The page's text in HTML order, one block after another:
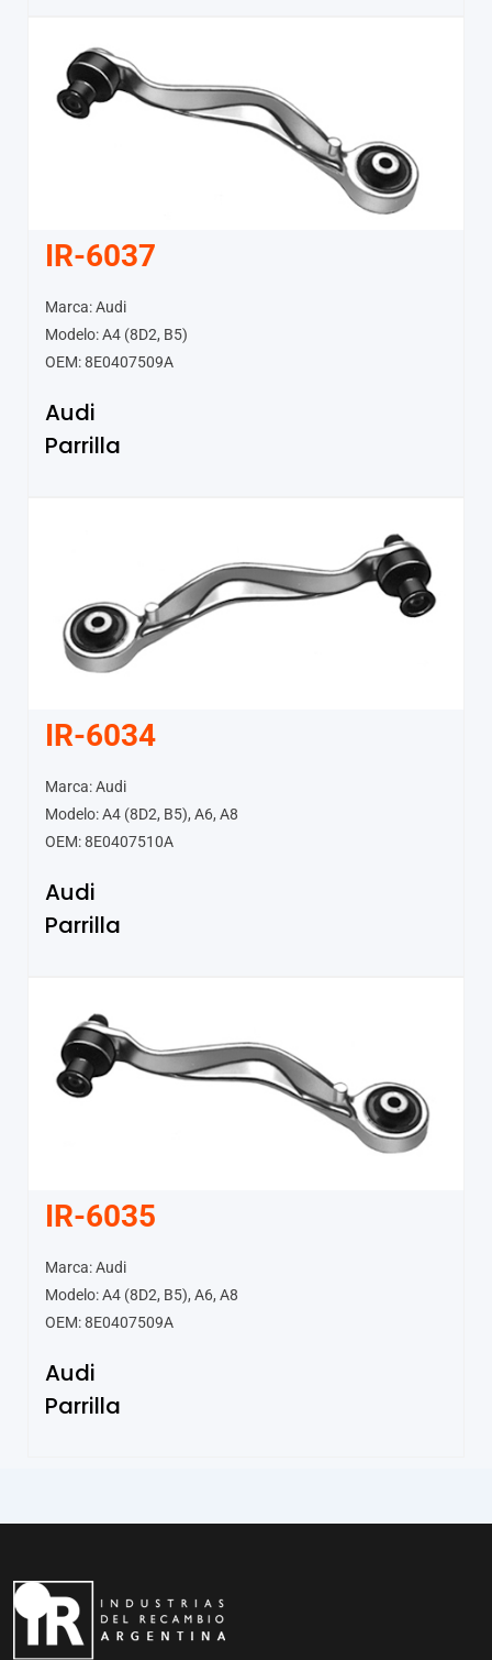
IR-6037
Marca: Audi
Modelo: A4 (8D2, B5)
OEM: 8E0407509A
Audi
Parrilla
IR-6034
Marca: Audi
Modelo: A4 (8D2, B5), A6, A8
OEM: 8E0407510A
Audi
Parrilla
IR-6035
Marca: Audi
Modelo: A4 (8D2, B5), A6, A8
OEM: 8E0407509A
Audi
Parrilla